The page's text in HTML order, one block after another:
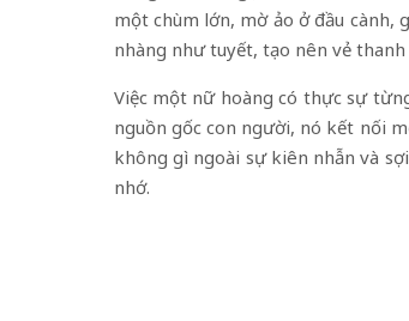
một chùm lớn, mờ ảo ở đầu
nhàng như tuyết, tạo nên vẻ thanh
Việc một nữ hoàng có thực sự
nguồn gốc con người, nó kết nối
không gì ngoài sự kiên nhẫn và
nhớ.